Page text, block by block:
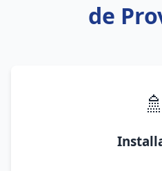
de
🚿